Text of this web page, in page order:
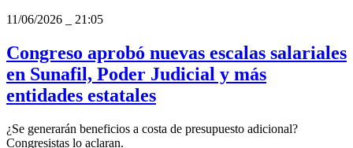
11/06/2026
21:05
Congreso aprobó nuevas escalas salariales
en Sunafil, Poder Judicial y más
entidades estatales
¿Se generarán beneficios a costa de presupuesto adicional?
Congresistas lo aclaran.